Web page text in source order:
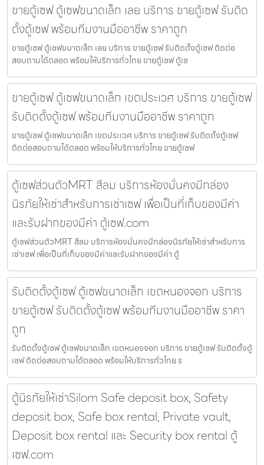
ขายตู้เซฟ ตู้เซฟขนาดเล็ก เลย บริการ ขายตู้เซฟ รับติด
ตั้งตู้เซฟ พร้อมทีมงานมืออาชีพ ราคาถูก
ขายตู้เซฟ ตู้เซฟขนาดเล็ก เลย บริการ ขายตู้เซฟ รับติดตั้งตู้เซฟ ติดต่อ
สอบถามได้ตลอด พร้อมให้บริการทั่วไทย ขายตู้เซฟ ตู้เซ
ขายตู้เซฟ ตู้เซฟขนาดเล็ก เขตประเวศ บริการ ขายตู้เซฟ
รับติดตั้งตู้เซฟ พร้อมทีมงานมืออาชีพ ราคาถูก
ขายตู้เซฟ ตู้เซฟขนาดเล็ก เขตประเวศ บริการ ขายตู้เซฟ รับติดตั้งตู้เซฟ
ติดต่อสอบถามได้ตลอด พร้อมให้บริการทั่วไทย ขายตู้เซฟ
ตู้เซฟส่วนตัวMRT สีลม บริการห้องมั่นคงมีกล่อง
นิรภัยให้เช่าสำหรับการเช่าเซฟ เพื่อเป็นที่เก็บของมีค่า
และรับฝากของมีค่า ตู้เซฟ.com
ตู้เซฟส่วนตัวMRT สีลม บริการห้องมั่นคงมีกล่องนิรภัยให้เช่าสำหรับการ
เช่าเซฟ เพื่อเป็นที่เก็บของมีค่าและรับฝากของมีค่า ตู้
รับติดตั้งตู้เซฟ ตู้เซฟขนาดเล็ก เขตหนองจอก บริการ
ขายตู้เซฟ รับติดตั้งตู้เซฟ พร้อมทีมงานมืออาชีพ ราคา
ถูก
รับติดตั้งตู้เซฟ ตู้เซฟขนาดเล็ก เขตหนองจอก บริการ ขายตู้เซฟ รับติดตั้งตู้
เซฟ ติดต่อสอบถามได้ตลอด พร้อมให้บริการทั่วไทย ร
ตู้นิรภัยให้เช่าSilom Safe deposit box, Safety
deposit box, Safe box rental, Private vault,
Deposit box rental และ Security box rental ตู้
เซฟ.com